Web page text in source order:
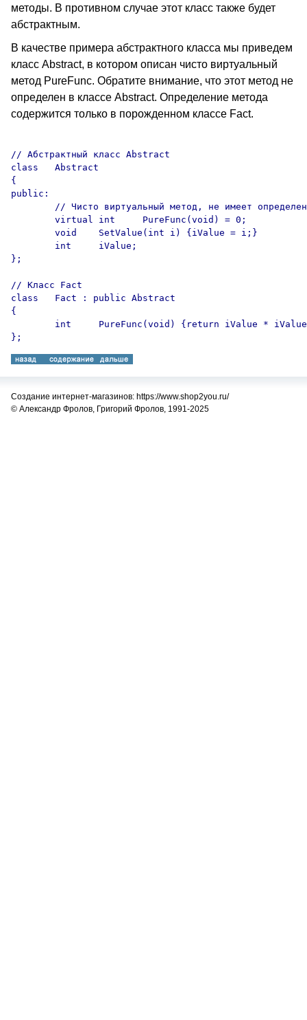
методы. В противном случае этот класс также будет
абстрактным.
В качестве примера абстрактного класса мы приведем
класс Abstract, в котором описан чисто виртуальный
метод PureFunc. Обратите внимание, что этот метод не
определен в классе Abstract. Определение метода
содержится только в порожденном классе Fact.
// Абстрактный класс Abstract
class	Abstract
{
public:
};
// Класс Fact
class	Fact : public Abstract
{
Создание интернет-магазинов: https://www.shop2you.ru/
© Александр Фролов, Григорий Фролов, 1991-2025